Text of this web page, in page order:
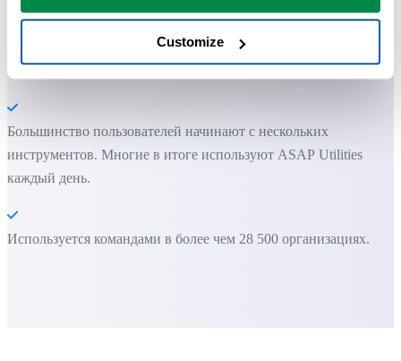
Customize
невозможно сделать только средствами Excel.
Вы можете начать работу сразу. Обучение не требуется.
Большинство пользователей начинают с нескольких
инструментов. Многие в итоге используют ASAP Utilities
каждый день.
Используется командами в более чем 28 500 организациях.